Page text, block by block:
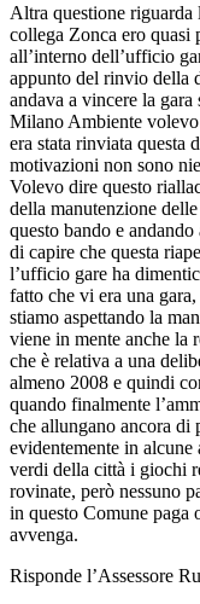
Altra questione riguarda
collega Zonca ero quasi
all’interno dell’ufficio
appunto del rinvio della
andava a vincere la
Milano Ambiente
era stata rinviata questa
motivazioni non sono
Volevo dire questo
della manutenzione
questo bando e
di capire che questa
l’ufficio gare ha
fatto che vi era una
stiamo aspettando la
viene in mente anche la
che è relativa a una
almeno 2008 e quindi
quando finalmente
che allungano ancora di
evidentemente in alcune
verdi della città i giochi
rovinate, però nessuno
in questo Comune paga
avvenga.
Risponde l’Assessore